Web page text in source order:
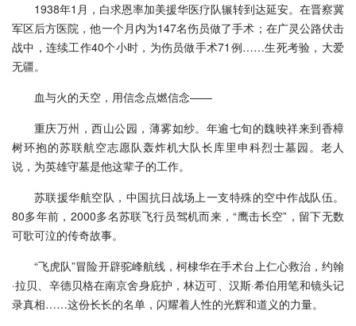
1938年1月，白求恩率加美援华医疗队辗转到达延安。在晋察冀
军区后方医院，他一个月内为147名伤员做了手术；在广灵公路伏击
战中，连续工作40个小时，为伤员做手术71例……生死考验，大爱
无疆。
血与火的天空，用信念点燃信念——
重庆万州，西山公园，薄雾如纱。年逾七旬的魏映祥来到香樟
树环抱的苏联航空志愿队轰炸机大队长库里申科烈士墓园。老人
说，为英雄守墓是他这辈子的工作。
苏联援华航空队，中国抗日战场上一支特殊的空中作战队伍。
80多年前，2000多名苏联飞行员驾机而来，“鹰击长空”，留下无数
可歌可泣的传奇故事。
“飞虎队”冒险开辟驼峰航线，柯棣华在手术台上仁心救治，约翰
·拉贝、辛德贝格在南京舍身庇护，林迈可、汉斯·希伯用笔和镜头记
录真相……这份长长的名单，闪耀着人性的光辉和道义的力量。